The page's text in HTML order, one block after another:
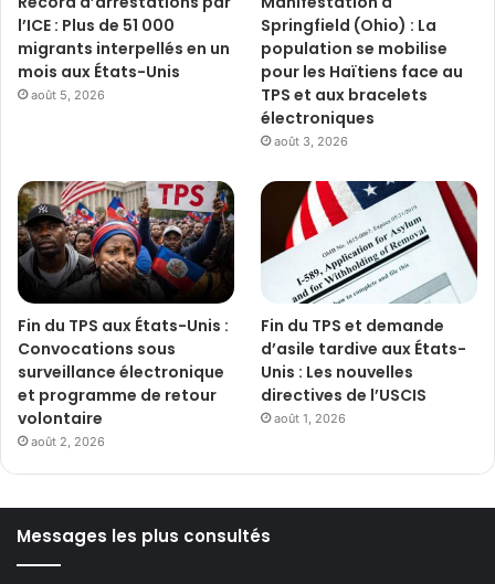
l’ICE : Plus de 51 000
migrants interpellés en un
mois aux États-Unis
août 5, 2026
Springfield (Ohio) : La
population se mobilise
pour les Haïtiens face au
TPS et aux bracelets
électroniques
août 3, 2026
Fin du TPS aux États-Unis :
Convocations sous
surveillance électronique
et programme de retour
volontaire
août 2, 2026
Fin du TPS et demande
d’asile tardive aux États-
Unis : Les nouvelles
directives de l’USCIS
août 1, 2026
Messages les plus consultés